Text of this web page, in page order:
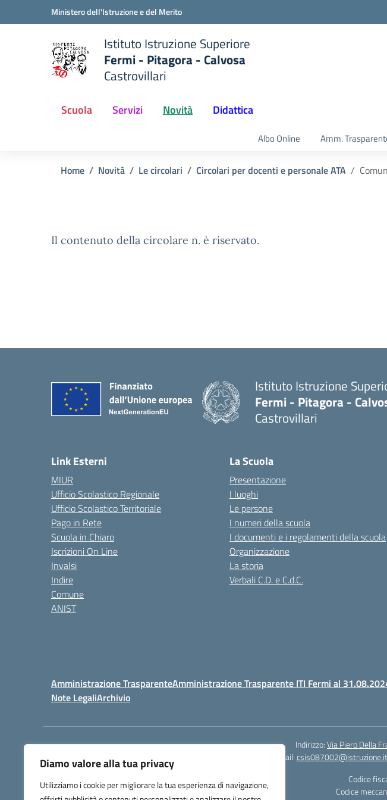
Diamo valore alla tua privacy
Utilizziamo i cookie per migliorare la tua esperienza di navigazione,
Vai ai contenuti
Vai al menu di navigazioneMinistero dell'Istruzione e del Merito
Istituto Istruzione Superiore
Fermi - Pitagora - Calvosa
Castrovillari
Scuola Servizi Novità Didattica
Albo Online Amm.
Home Novità Le circolari Circolari per docenti e personale ATA
Il contenuto della circolare n. è riservato.
Istituto Istruzione
Fermi - Pitagora -
Castrovillari
Link Esterni
MIUR
Ufficio Scolastico Regionale
Ufficio Scolastico Territoriale
Pago in Rete
Scuola in Chiaro
Iscrizioni On Line
Invalsi
Indire
Comune
ANIST
La Scuola
Presentazione
I luoghi
Le persone
I numeri della scuola
I documenti e i regolamenti della scuola
Organizzazione
La storia
Verbali C.D. e C.d.C.
Amministrazione TrasparenteAmministrazione Trasparente ITI Fermi al
Note LegaliArchivio
Indirizzo:Via Piero Della
Email:csis087002@istruzione.it
Codice
Codice